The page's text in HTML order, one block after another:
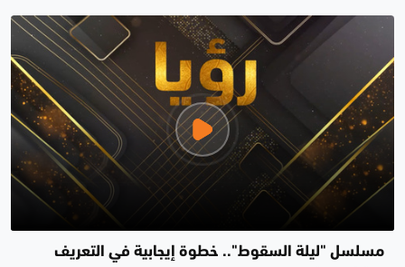
مسلسل "ليلة السقوط".. خطوة إيجابية في التعريف